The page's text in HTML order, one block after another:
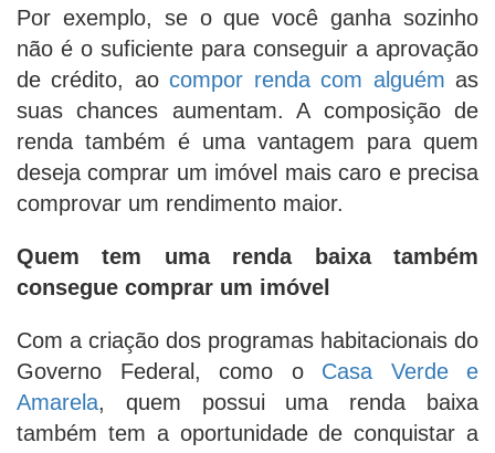
Por exemplo, se o que você ganha sozinho
não é o suficiente para conseguir a aprovação
de crédito, aocompor renda com alguém as
suas chances aumentam. A composição de
renda também é uma vantagem para quem
deseja comprar um imóvel mais caro e precisa
comprovar um rendimento maior.
Quem tem uma renda baixa também
consegue comprar um imóvel
Com a criação dos programas habitacionais do
Governo Federal, como o Casa Verde e
Amarela, quem possui uma renda baixa
também tem a oportunidade de conquistar a